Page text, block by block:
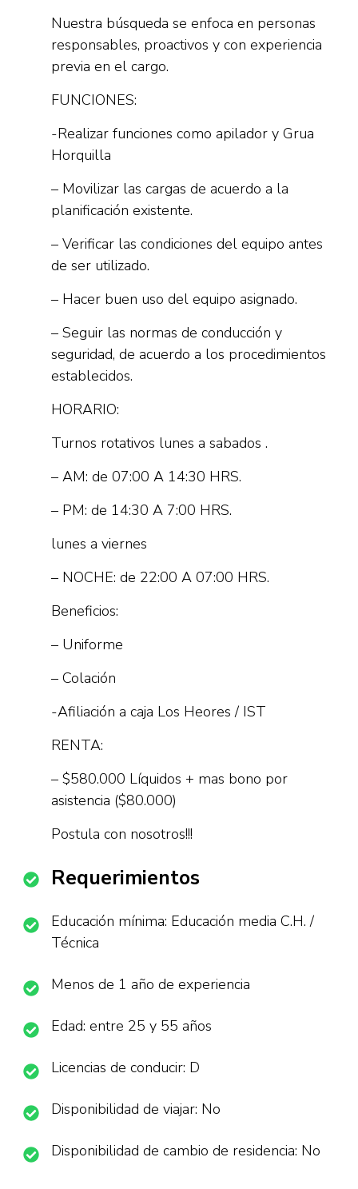
Nuestra búsqueda se enfoca en personas
responsables, proactivos y con experiencia
previa en el cargo.
FUNCIONES:
-Realizar funciones como apilador y Grua
Horquilla
– Movilizar las cargas de acuerdo a la
planificación existente.
– Verificar las condiciones del equipo antes
de ser utilizado.
– Hacer buen uso del equipo asignado.
– Seguir las normas de conducción y
seguridad, de acuerdo a los procedimientos
establecidos.
HORARIO:
Turnos rotativos lunes a sabados .
– AM: de 07:00 A 14:30 HRS.
– PM: de 14:30 A 7:00 HRS.
lunes a viernes
– NOCHE: de 22:00 A 07:00 HRS.
Beneficios:
– Uniforme
– Colación
-Afiliación a caja Los Heores / IST
RENTA:
– $580.000 Líquidos + mas bono por
asistencia ($80.000)
Postula con nosotros!!!
Requerimientos
Educación mínima: Educación media C.H. /
Técnica
Menos de 1 año de experiencia
Edad: entre 25 y 55 años
Licencias de conducir: D
Disponibilidad de viajar: No
Disponibilidad de cambio de residencia: No